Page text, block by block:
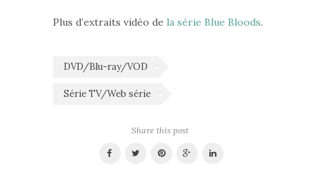
Plus d’extraits vidéo de la série Blue Bloods.
DVD/Blu-ray/VOD
Série TV/Web série
Share this post